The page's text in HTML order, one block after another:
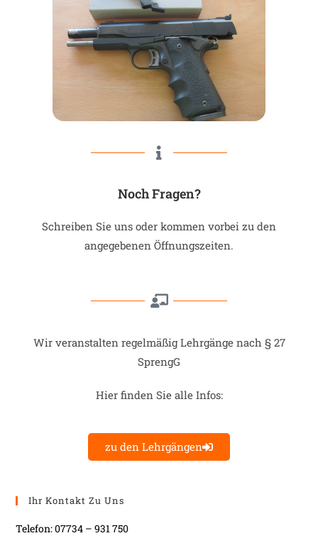
Noch Fragen?
Schreiben Sie uns oder kommen vorbei zu den
angegebenen Öffnungszeiten.
Wir veranstalten regelmäßig Lehrgänge nach § 27
SprengG
Hier finden Sie alle Infos:
zu den Lehrgängen
Ihr Kontakt Zu Uns
Telefon: 07734 – 931 750